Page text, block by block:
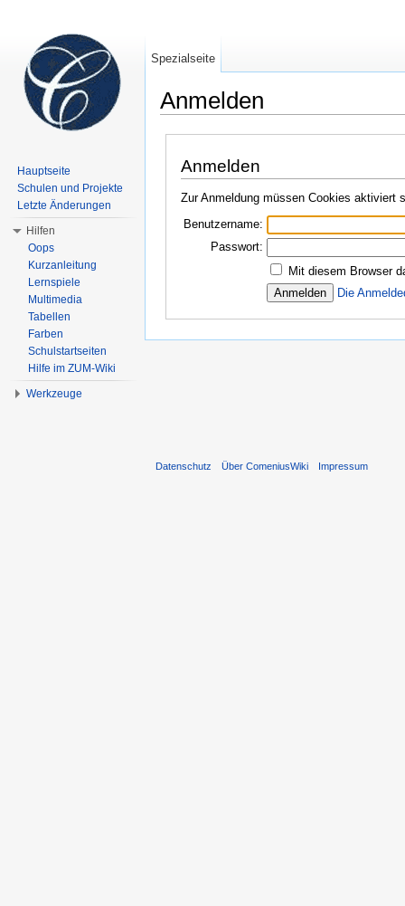
Anmelden
Anmelden
Zur Anmeldung müssen Cookies aktiviert
Benutzername:
Passwort:
Mit diesem Browser
Die
Spezialseite
Hauptseite
Schulen und Projekte
Letzte Änderungen
Hilfen
Oops
Kurzanleitung
Lernspiele
Multimedia
Tabellen
Farben
Schulstartseiten
Hilfe im ZUM-Wiki
Werkzeuge
Datenschutz Über ComeniusWiki Impressum